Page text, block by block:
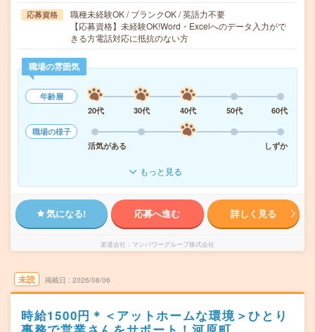
応募資格
職種未経験OK / ブランクOK / 英語力不要
【応募資格】未経験OK!Word・Excelへのデータ入力がで
きる方電話対応に抵抗のない方
職場の雰囲気
年齢層
20代
30代 40代 50代
60代
職場の様子
活気がある
しずか
もっと見る
気になる! 応募へ進む 詳しく見る
派遣会社 マンパワーグループ株式会社
未読 掲載日 2026/08/06
時給1500円＊＜アットホームな環境＞ひとり